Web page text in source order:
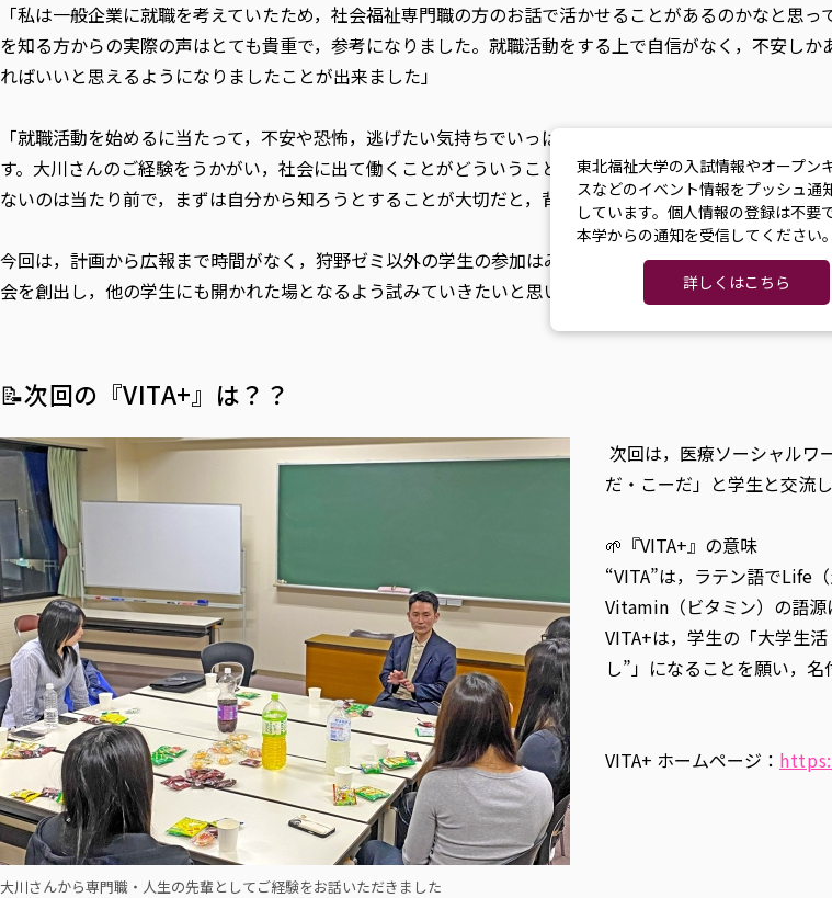
「私は一般企業に就職を考えていたため，社会福祉専門職の方のお話で活かせることがあるのかなと思
を知る方からの実際の声はとても貴重で，参考になりました。就職活動をする上で自信がなく，不安し
ればいいと思えるようになりましたことが出来ました」
「就職活動を始めるに当たって，不安や恐怖，逃げたい気持ちでいっぱいでした。しかし，今回の機会
す。大川さんのご経験をうかがい，社会に出て働くことがどういうことか知らないからこそハードルを
ないのは当たり前で，まずは自分から知ろうとすることが大切だと，背中を押していただけたように感じ
今回は，計画から広報まで時間がなく，狩野ゼミ以外の学生の参加はみられませんでした。今年度は引
会を創出し，他の学生にも開かれた場となるよう試みていきたいと思います。
📝次回の『VITA+』は？？
大川さんから専門職・人生の先輩としてご経験をお話いただきました
次回は，医療ソーシャルワ
だ・こーだ」と学生と交流
🌱『VITA+』の意味
“VITA”は，ラテン語でLife
Vitamin（ビタミン）の語源
VITA+は，学生の「大学生
し”」になることを願い，名
VITA+ ホームページ：
東北福祉大学の入試情報やオープン
スなどのイベント情報をプッシュ通
しています。個人情報の登録は不要
本学からの通知を受信してください。
詳しくはこちら